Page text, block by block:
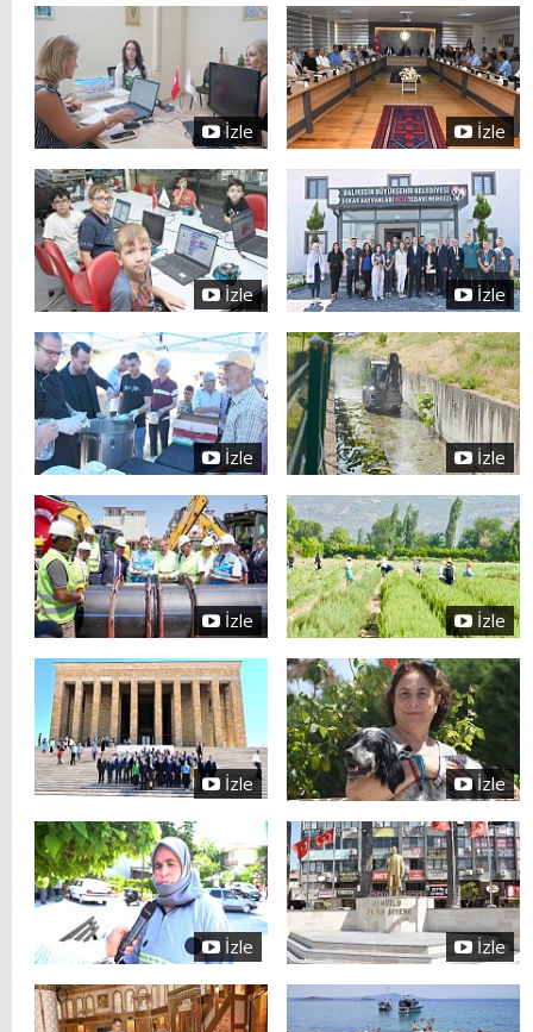
İzle İzle
İzle İzle
İzle İzle
İzle İzle
İzle İzle
İzle İzle